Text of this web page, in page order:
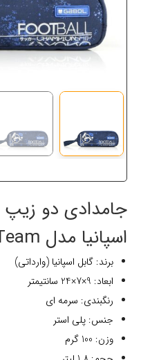
جامدادی دو زیپ
اسپانیا مدل Team
برند: گابل اسپانیا (وارداتی)
ابعاد: 9×7×24 سانتیمتر
رنگبندی: سرمه ای
جنس: پلی استر
وزن: 100 گرم